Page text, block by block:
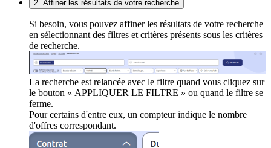
2. Affiner les résultats de votre recherche
Si besoin, vous pouvez affiner les résultats de votre recherche
en sélectionnant des filtres et critères présents sous les critères
de recherche.
La recherche est relancée avec le filtre quand vous cliquez sur
le bouton « APPLIQUER LE FILTRE » ou quand le filtre se
ferme.
Pour certains d'entre eux, un compteur indique le nombre
d'offres correspondant.